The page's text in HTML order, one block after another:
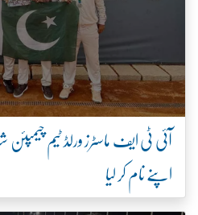
آئی ٹی ایف ماسٹرز ورلڈ ٹیم
اپنے نام کر لیا